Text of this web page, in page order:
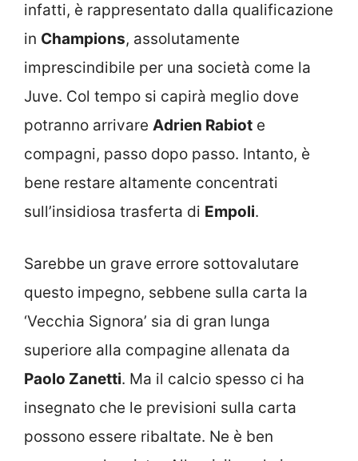
infatti, è rappresentato dalla qualificazione
in Champions, assolutamente
imprescindibile per una società come la
Juve. Col tempo si capirà meglio dove
potranno arrivare Adrien Rabiot e
compagni, passo dopo passo. Intanto, è
bene restare altamente concentrati
sull’insidiosa trasferta di Empoli.
Sarebbe un grave errore sottovalutare
questo impegno, sebbene sulla carta la
‘Vecchia Signora’ sia di gran lunga
superiore alla compagine allenata da
Paolo Zanetti. Ma il calcio spesso ci ha
insegnato che le previsioni sulla carta
possono essere ribaltate. Ne è ben